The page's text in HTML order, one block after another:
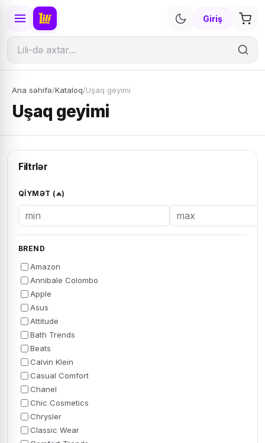
Giriş
Ana səhifə/Kataloq/Uşaq geyimi
Uşaq geyimi
Filtrlər
QIYMƏT (₼)
BREND
Amazon
Annibale Colombo
Apple
Asus
Attitude
Bath Trends
Beats
Calvin Klein
Casual Comfort
Chanel
Chic Cosmetics
Chrysler
Classic Wear